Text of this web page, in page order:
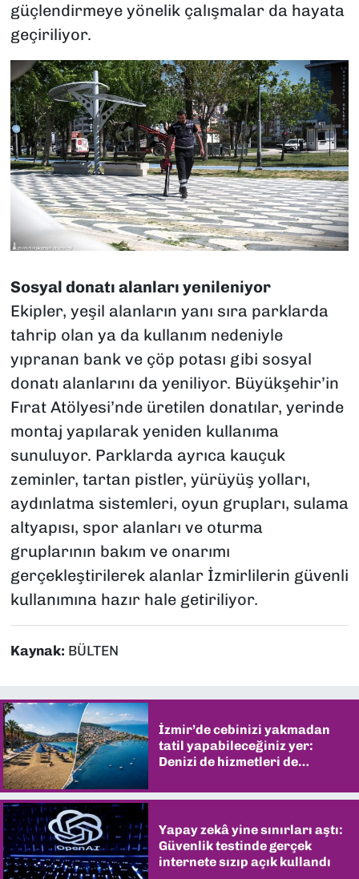
güçlendirmeye yönelik çalışmalar da hayata
geçiriliyor.
Sosyal donatı alanları yenileniyor
Ekipler, yeşil alanların yanı sıra parklarda
tahrip olan ya da kullanım nedeniyle
yıpranan bank ve çöp potası gibi sosyal
donatı alanlarını da yeniliyor. Büyükşehir’in
Fırat Atölyesi’nde üretilen donatılar, yerinde
montaj yapılarak yeniden kullanıma
sunuluyor. Parklarda ayrıca kauçuk
zeminler, tartan pistler, yürüyüş yolları,
aydınlatma sistemleri, oyun grupları, sulama
altyapısı, spor alanları ve oturma
gruplarının bakım ve onarımı
gerçekleştirilerek alanlar İzmirlilerin güvenli
kullanımına hazır hale getiriliyor.
Kaynak: BÜLTEN
İzmir’de cebinizi yakmadan
tatil yapabileceğiniz yer:
Denizi de hizmetleri de
Yapay zekâ yine sınırları aştı:
Güvenlik testinde gerçek
internete sızıp açık kullandı